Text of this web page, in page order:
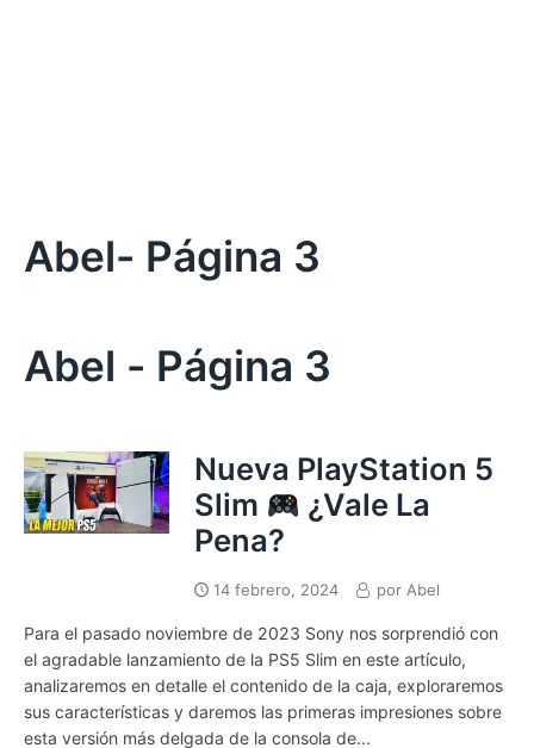
Abel- Página 3
Abel - Página 3
Nueva PlayStation 5
Slim
¿Vale La
Pena?
14 febrero, 2024 por Abel
Para el pasado noviembre de 2023 Sony nos sorprendió con
el agradable lanzamiento de la PS5 Slim en este artículo,
analizaremos en detalle el contenido de la caja, exploraremos
sus características y daremos las primeras impresiones sobre
esta versión más delgada de la consola de...